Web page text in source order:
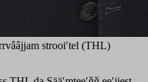
strooiʹtel (THL)